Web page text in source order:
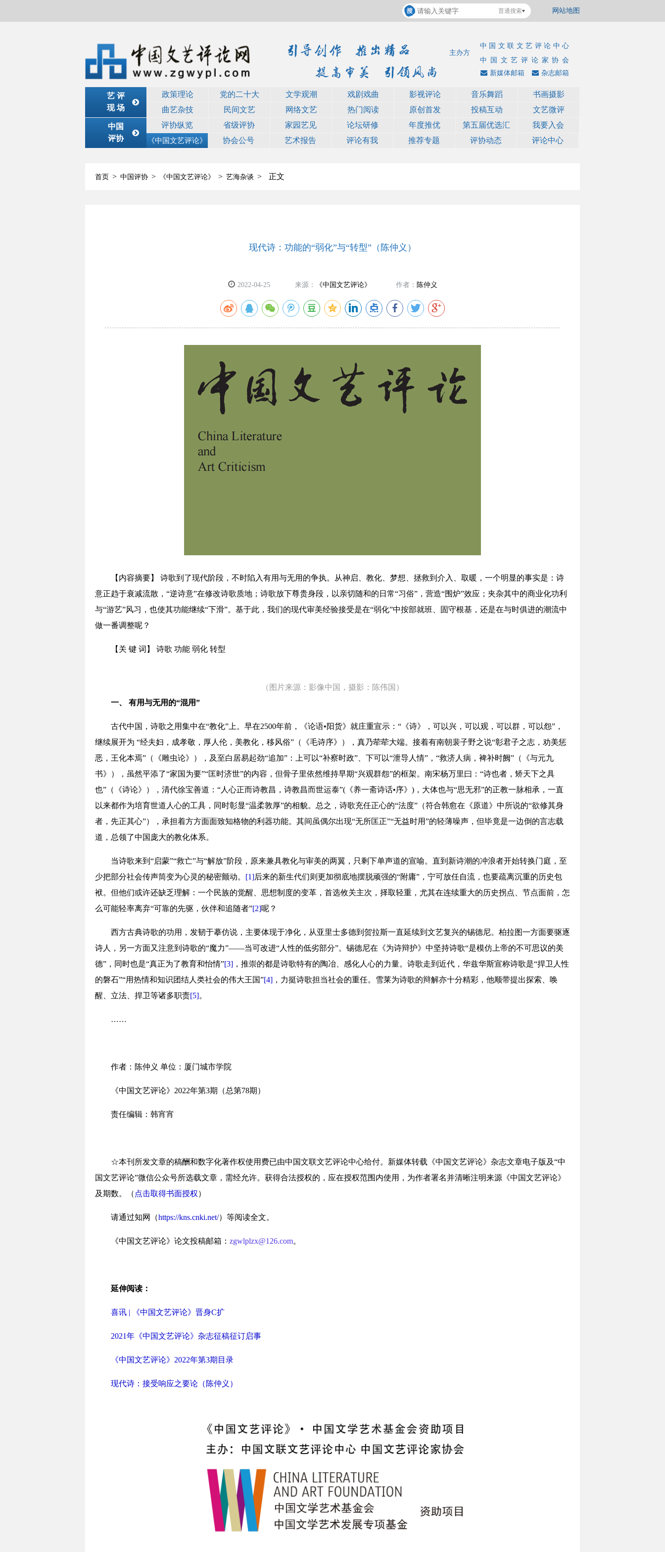
网站地图
普通搜索
中国文联文艺评论中心
中国文艺评论家协会
主办方
杂志邮箱
新媒体邮箱
艺 评
现 场
政策理论 党的二十大 文学观潮 戏剧戏曲 影视评论 音乐舞蹈
书画摄影
曲艺杂技
民间文艺 网络文艺 热门阅读 原创首发 投稿互动
文艺微评
中国
评协
评协纵览 省级评协 家园艺见 论坛研修 年度推优 第五届优选汇 我要入会
《中国文艺评论》 协会公号 艺术报告 评论有我 推荐专题 评协动态 评论中心
首页 > 中国评协 > 《中国文艺评论》 > 艺海杂谈 > 正文
现代诗：功能的“弱化”与“转型”（陈仲义）
2022-04-25 来源： 《中国文艺评论》 作者： 陈仲义
【内容摘要】 诗歌到了现代阶段，不时陷入有用与无用的争执。从神启、教化、梦想、拯救到介入、取暖，一个明显的事实是：诗
意正趋于衰减流散，“逆诗意”在修改诗歌质地；诗歌放下尊贵身段，以亲切随和的日常“习俗”，营造“围炉”效应；夹杂其中的商业化功利
与“游艺”风习，也使其功能继续“下滑”。基于此，我们的现代审美经验接受是在“弱化”中按部就班、固守根基，还是在与时俱进的潮流中
做一番调整呢？
【关 键 词】 诗歌 功能 弱化 转型
（图片来源：影像中国，摄影：陈伟国）
一、 有用与无用的“混用”
古代中国，诗歌之用集中在“教化”上。早在2500年前，《论语•阳货》就庄重宣示：“《诗》，可以兴，可以观，可以群，可以怨”，
继续展开为 “经夫妇，成孝敬，厚人伦，美教化，移风俗”（《毛诗序》），真乃荦荦大端。接着有南朝裴子野之说“彰君子之志，劝美惩
恶，王化本焉”（《雕虫论》），及至白居易起劲“追加”：上可以“补察时政”、下可以“泄导人情”，“救济人病，裨补时阙”（《与元九
书》），虽然平添了“家国为要”“匡时济世”的内容，但骨子里依然维持早期“兴观群怨”的框架。南宋杨万里曰：“诗也者，矫天下之具
也”（《诗论》），清代徐宝善道：“人心正而诗教昌，诗教昌而世运泰”(《养一斋诗话•序》)，大体也与“思无邪”的正教一脉相承，一直
以来都作为培育世道人心的工具，同时彰显“温柔敦厚”的相貌。总之，诗歌充任正心的“法度”（符合韩愈在《原道》中所说的“欲修其身
者，先正其心”），承担着方方面面致知格物的利器功能。其间虽偶尔出现“无所匡正”“无益时用”的轻薄噪声，但毕竟是一边倒的言志载
道，总领了中国庞大的教化体系。
当诗歌来到“启蒙”“救亡”与“解放”阶段，原来兼具教化与审美的两翼，只剩下单声道的宣喻。直到新诗潮的冲浪者开始转换门庭，至
少把部分社会传声筒变为心灵的秘密颤动。 [1]后来的新生代们则更加彻底地摆脱顽强的“附庸”，宁可放任自流，也要疏离沉重的历史包
袱。但他们或许还缺乏理解：一个民族的觉醒、思想制度的变革，首选攸关主次，择取轻重，尤其在连续重大的历史拐点、节点面前，怎
么可能轻率离弃“可靠的先驱，伙伴和追随者”[2]呢？
西方古典诗歌的功用，发韧于摹仿说，主要体现于净化，从亚里士多德到贺拉斯一直延续到文艺复兴的锡德尼。柏拉图一方面要驱逐
诗人，另一方面又注意到诗歌的“魔力”——当可改进“人性的低劣部分”。锡德尼在《为诗辩护》中坚持诗歌“是模仿上帝的不可思议的美
德”，同时也是“真正为了教育和怡情”[3] ，推崇的都是诗歌特有的陶冶、感化人心的力量。诗歌走到近代，华兹华斯宣称诗歌是“捍卫人性
的磐石”“用热情和知识团结人类社会的伟大王国”[4] ，力挺诗歌担当社会的重任。雪莱为诗歌的辩解亦十分精彩，他顺带提出探索、唤
醒、立法、捍卫等诸多职责[5]。
……
作者：陈仲义 单位：厦门城市学院
《中国文艺评论》2022年第3期（总第78期）
责任编辑：韩宵宵
☆本刊所发文章的稿酬和数字化著作权使用费已由中国文联文艺评论中心给付。新媒体转载《中国文艺评论》杂志文章电子版及“中
国文艺评论”微信公众号所选载文章，需经允许。获得合法授权的，应在授权范围内使用，为作者署名并清晰注明来源《中国文艺评论》
及期数。（ 点击取得书面授权）
请通过知网（https://kns.cnki.net/）等阅读全文。
《中国文艺评论》论文投稿邮箱： zgwlplzx@126.com。
延伸阅读：
喜讯 | 《中国文艺评论》晋身C扩
2021年《中国文艺评论》杂志征稿征订启事
《中国文艺评论》2022年第3期目录
现代诗：接受响应之要论（陈仲义）